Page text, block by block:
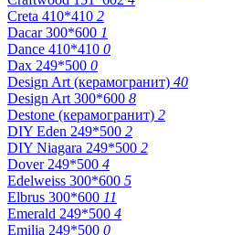
Creta 410*410 2
Dacar 300*600 1
Dance 410*410 0
Dax 249*500 0
Design Art (керамогранит) 40
Design Art 300*600 8
Destone (керамогранит) 2
DIY Eden 249*500 2
DIY Niagara 249*500 2
Dover 249*500 4
Edelweiss 300*600 5
Elbrus 300*600 11
Emerald 249*500 4
Emilia 249*500 0